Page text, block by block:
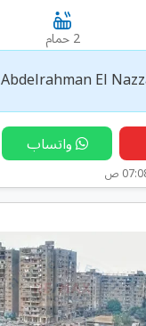
2 حمام
Abdelrahman El
واتساب